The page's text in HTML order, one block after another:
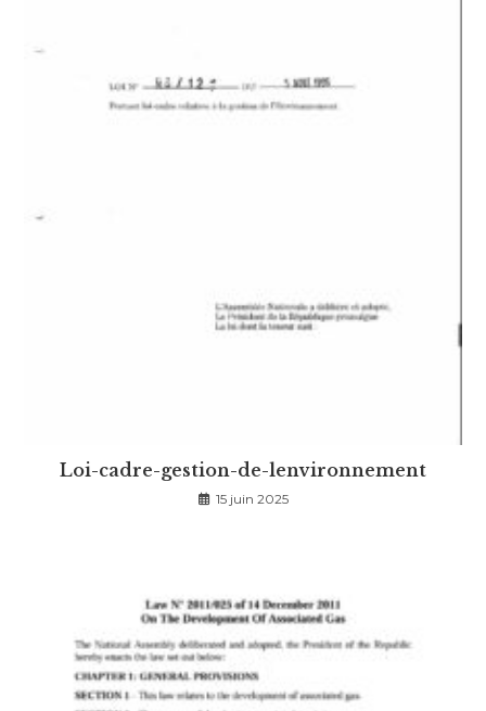
Loi-cadre-gestion-de-lenvironnement
15 juin 2025